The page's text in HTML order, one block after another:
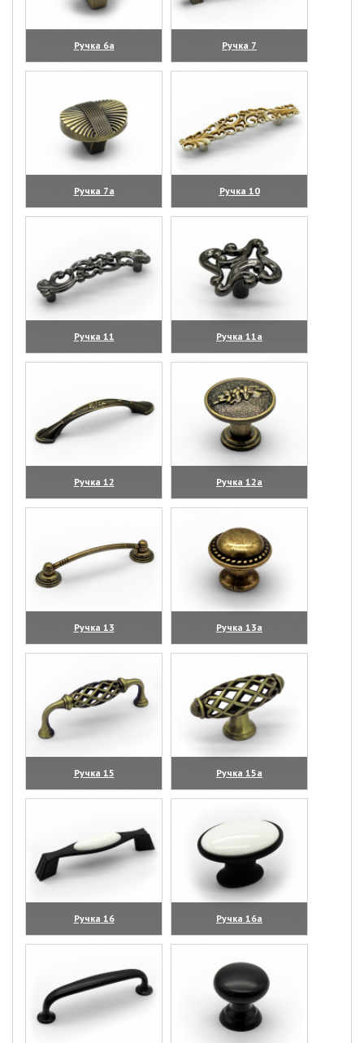
Ручка 6а
(увеличить)
Ручка 7
(увеличить)
Ручка 7а
(увеличить)
Ручка 10
(увеличить)
Ручка 11
(увеличить)
Ручка 11а
(увеличить)
Ручка 12
(увеличить)
Ручка 12а
(увеличить)
Ручка 13
(увеличить)
Ручка 13а
(увеличить)
Ручка 15
(увеличить)
Ручка 15а
(увеличить)
Ручка 16
(увеличить)
Ручка 16а
(увеличить)